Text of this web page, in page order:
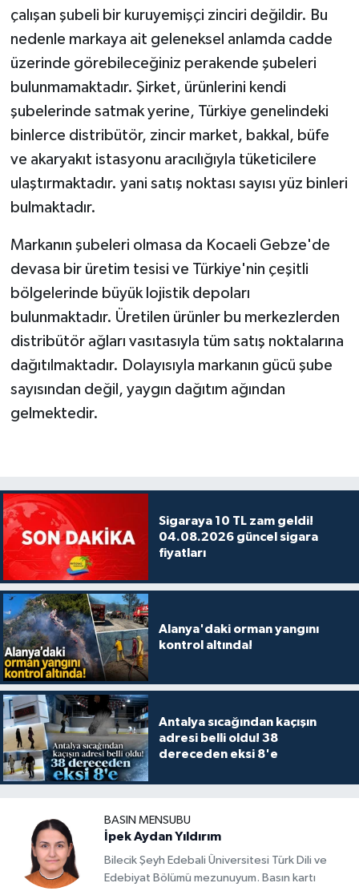
çalışan şubeli bir kuruyemişçi zinciri değildir. Bu
nedenle markaya ait geleneksel anlamda cadde
üzerinde görebileceğiniz perakende şubeleri
bulunmamaktadır. Şirket, ürünlerini kendi
şubelerinde satmak yerine, Türkiye genelindeki
binlerce distribütör, zincir market, bakkal, büfe
ve akaryakıt istasyonu aracılığıyla tüketicilere
ulaştırmaktadır. yani satış noktası sayısı yüz binleri
bulmaktadır.
Markanın şubeleri olmasa da Kocaeli Gebze'de
devasa bir üretim tesisi ve Türkiye'nin çeşitli
bölgelerinde büyük lojistik depoları
bulunmaktadır. Üretilen ürünler bu merkezlerden
distribütör ağları vasıtasıyla tüm satış noktalarına
dağıtılmaktadır. Dolayısıyla markanın gücü şube
sayısından değil, yaygın dağıtım ağından
gelmektedir.
Sigaraya 10 TL zam geldi!
04.08.2026 güncel sigara
fiyatları
Alanya'daki orman yangını
kontrol altında!
Antalya sıcağından kaçışın
adresi belli oldu! 38
dereceden eksi 8'e
BASIN MENSUBU
İpek Aydan Yıldırım
Bilecik Şeyh Edebali Üniversitesi Türk Dili ve
Edebiyat Bölümü mezunuyum. Basın kartı